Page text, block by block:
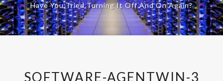
Have You Tried Turning It Off And On Again?
SOFTWARE-AGENTWIN-3